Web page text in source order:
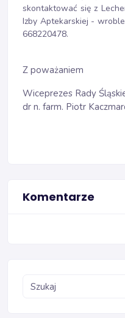
skontaktować się z
Izby Aptekarskiej -
668220478.
Z poważaniem
Wiceprezes Rady
dr n. farm. Piotr
Komentarze